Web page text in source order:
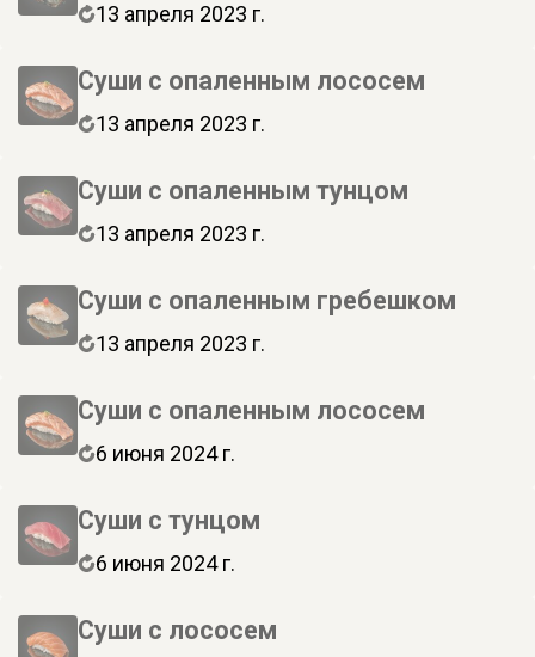
13 апреля 2023 г.
Суши с опаленным лососем
13 апреля 2023 г.
Суши с опаленным тунцом
13 апреля 2023 г.
Суши с опаленным гребешком
13 апреля 2023 г.
Суши с опаленным лососем
6 июня 2024 г.
Суши с тунцом
6 июня 2024 г.
Суши с лососем